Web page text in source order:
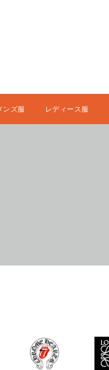
ンズ服 レディース服